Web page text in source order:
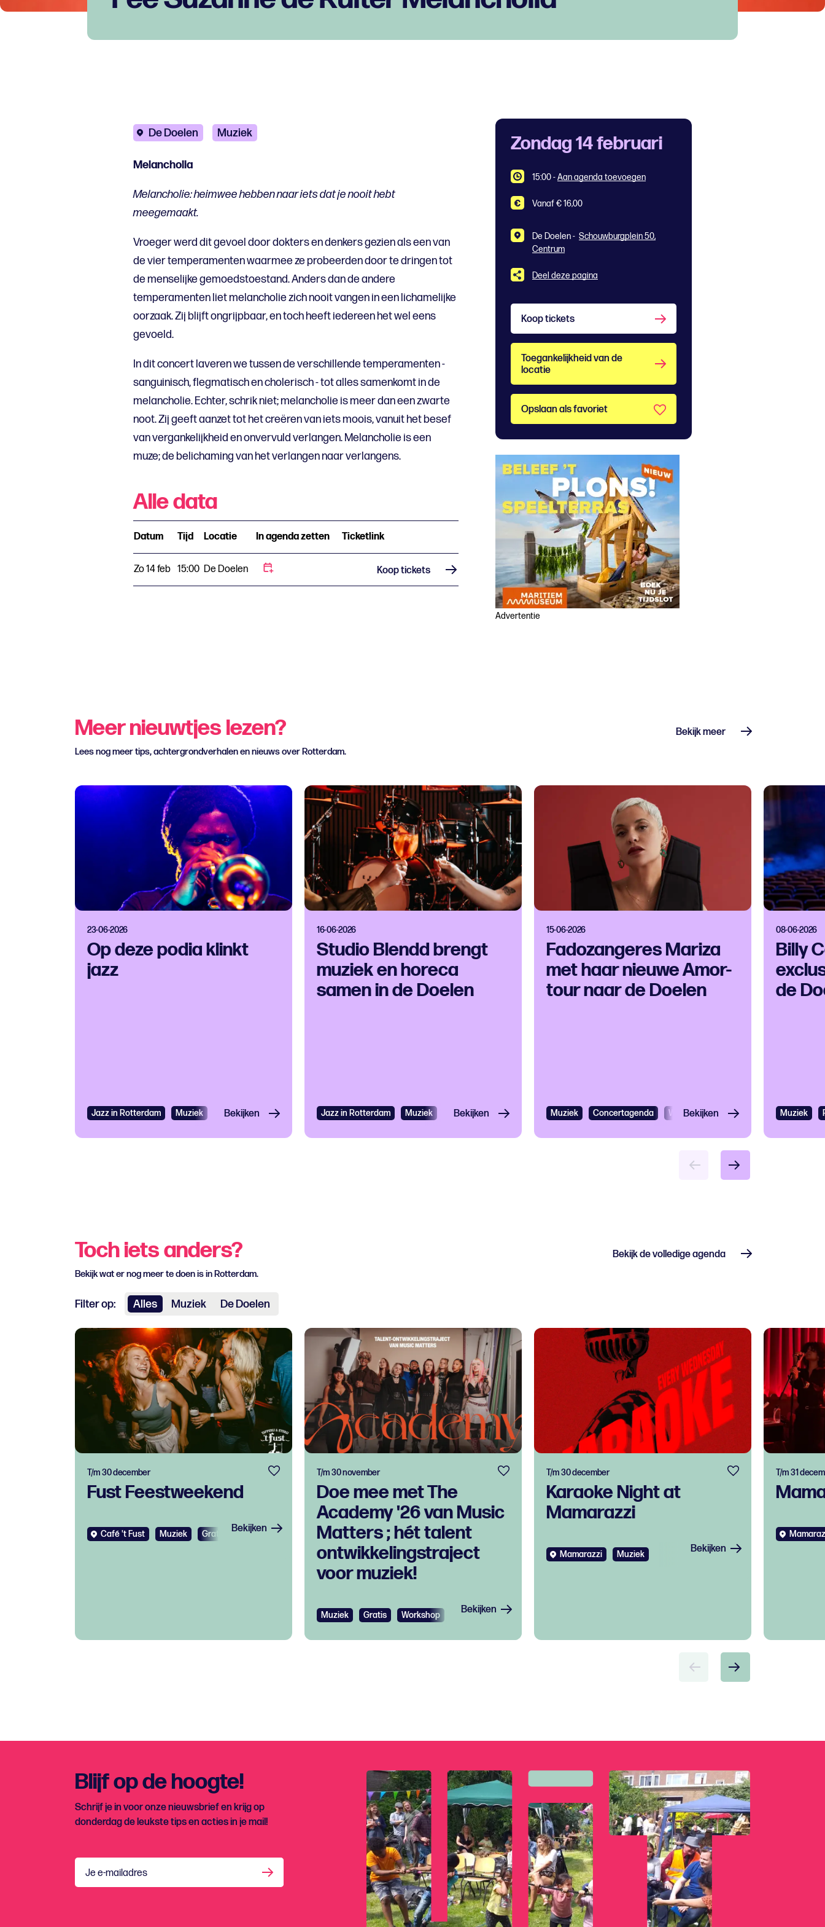
De Doelen Muziek
Melancholia
Melancholie: heimwee hebben naar iets dat je nooit hebt
meegemaakt.
Vroeger werd dit gevoel door dokters en denkers gezien als een van
de vier temperamenten waarmee ze probeerden door te dringen tot
de menselijke gemoedstoestand. Anders dan de andere
temperamenten liet melancholie zich nooit vangen in een lichamelijke
oorzaak. Zij blijft ongrijpbaar, en toch heeft iedereen het wel eens
gevoeld.
In dit concert laveren we tussen de verschillende temperamenten -
sanguinisch, flegmatisch en cholerisch - tot alles samenkomt in de
melancholie. Echter, schrik niet; melancholie is meer dan een zwarte
noot. Zij geeft aanzet tot het creëren van iets moois, vanuit het besef
van vergankelijkheid en onvervuld verlangen. Melancholie is een
muze; de belichaming van het verlangen naar verlangens.
Alle data
Datum Tijd Locatie In agenda zetten Ticketlink
Zo 14 feb 15:00 De Doelen Koop tickets
Zondag 14 februari
15:00-Aan agenda toevoegen
Vanaf € 16,00
De Doelen - Schouwburgplein 50,
Centrum
Deel deze pagina
Koop tickets
Toegankelijkheid van de
locatie
Opslaan als favoriet
Advertentie
Meer nieuwtjes lezen?
Lees nog meer tips, achtergrondverhalen en nieuws over Rotterdam.
Bekijk meer
23-06-2026
Op deze podia klinkt
jazz
Jazz in Rotterdam Muziek Jazz
Bekijken
16-06-2026
Studio Blendd brengt
muziek en horeca
samen in de Doelen
Jazz in Rotterdam Muziek Eten en drinken
Bekijken
15-06-2026
Fadozangeres Mariza
met haar nieuwe Amor-
tour naar de Doelen
Muziek Concertagenda Wereldmuziek
Bekijken
08-06-2026
Billy
de
Muziek
Toch iets anders?
Bekijk wat er nog meer te doen is in Rotterdam.
Filter op: Alles Muziek De Doelen
Bekijk de volledige agenda
Fust Feestweekend
T/m 30 december
Café 't Fust Muziek Gratis Bekijken
Doe mee met The
Academy '26 van Music
Matters ; hét talent
ontwikkelingstraject
voor muziek!
T/m 30 november
Muziek Gratis Workshop Bekijken
Karaoke Night at
Mamarazzi
T/m 30 december
Mamarazzi Muziek Bekijken
T/m 31
Blijf op de hoogte!
Schrijf je in voor onze nieuwsbrief en krijg op
donderdag de leukste tips en acties in je mail!
Je e-mailadres